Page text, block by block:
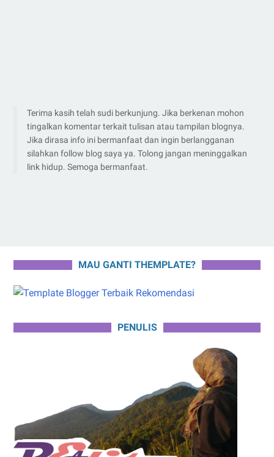
Terima kasih telah sudi berkunjung. Jika berkenan mohon
tingalkan komentar terkait tulisan atau tampilan blognya.
Jika dirasa info ini bermanfaat dan ingin berlangganan
silahkan follow blog saya ya. Tolong jangan meninggalkan
link hidup. Semoga bermanfaat.
MAU GANTI THEMPLATE?
PENULIS